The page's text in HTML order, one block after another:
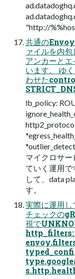
"http://
共通のEnvoy
ァイルを内
アンカーと
います。 ゆ
わせた
lb_policy:
マイクロサー
ていく運用で
して、data
す。
実際に運用
チェックの
視で
http_filters: